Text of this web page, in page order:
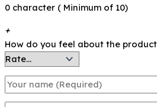
0 character ( Minimum of 10)
+
How do you feel about the